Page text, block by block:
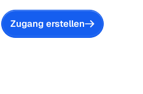
Zugang erstellen